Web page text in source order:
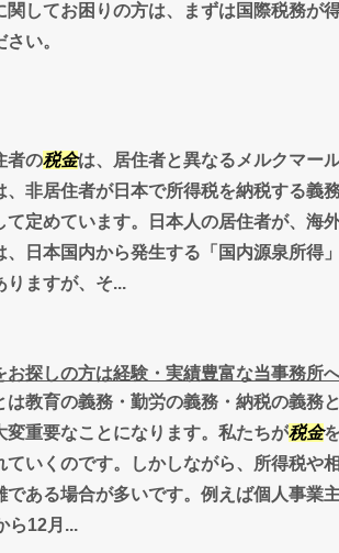
関してお困りの方は、まずは国際税務が
さい。
者の税金は、居住者と異なるメルクマー
、非居住者が日本で所得税を納税する義
て定めています。日本人の居住者が、海
、日本国内から発生する「国内源泉所得
りますが、そ...
探しの方は経験・実績豊富な当事務所へ
は教育の義務・勤労の義務・納税の義務
変重要なことになります。私たちが税金
ていくのです。しかしながら、所得税や
である場合が多いです。例えば個人事業
ら12月...